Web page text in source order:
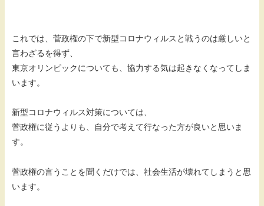
これでは、菅政権の下で新型コロナウィルスと戦うのは厳しいと
言わざるを得ず、
東京オリンピックについても、協力する気は起きなくなってしま
います。
新型コロナウィルス対策については、
菅政権に従うよりも、自分で考えて行なった方が良いと思いま
す。
菅政権の言うことを聞くだけでは、社会生活が壊れてしまうと思
います。